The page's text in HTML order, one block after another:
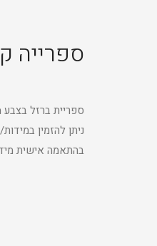
ספרייה
ספריית ברזל
ניתן להזמין
בהתאמה אישית מידות: 120/